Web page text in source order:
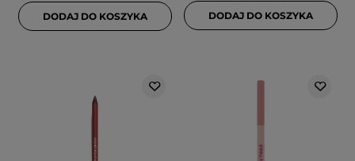
DODAJ DO KOSZYKA DODAJ DO KOSZYKA